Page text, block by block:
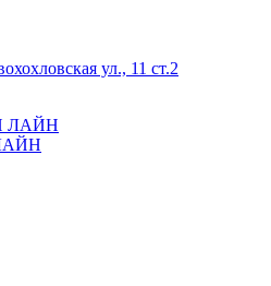
ул., 11 ст.2